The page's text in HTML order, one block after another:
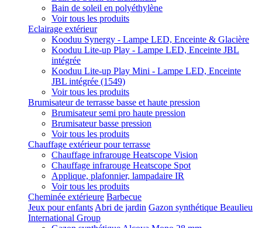
Bain de soleil en polyéthylène
Voir tous les produits
Eclairage extérieur
Kooduu Synergy - Lampe LED, Enceinte & Glacière
Kooduu Lite-up Play - Lampe LED, Enceinte JBL
intégrée
Kooduu Lite-up Play Mini - Lampe LED, Enceinte
JBL intégrée (1549)
Voir tous les produits
Brumisateur de terrasse basse et haute pression
Brumisateur semi pro haute pression
Brumisateur basse pression
Voir tous les produits
Chauffage extérieur pour terrasse
Chauffage infrarouge Heatscope Vision
Chauffage infrarouge Heatscope Spot
Applique, plafonnier, lampadaire IR
Voir tous les produits
Cheminée extérieure Barbecue
Jeux pour enfants Abri de jardin Gazon synthétique Beaulieu
International Group